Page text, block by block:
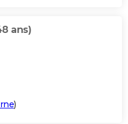
ans)
)